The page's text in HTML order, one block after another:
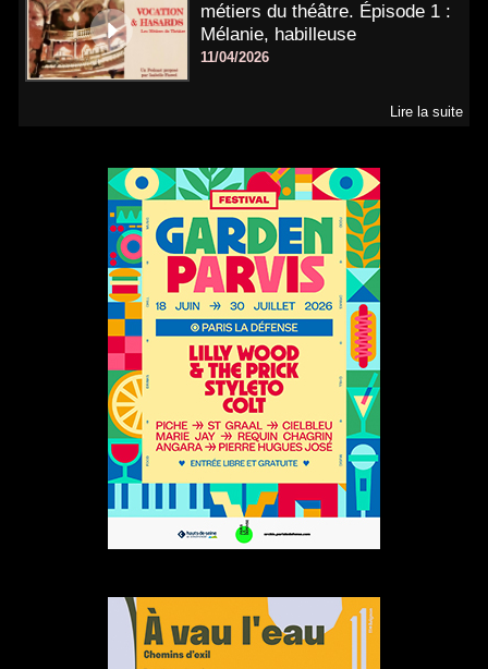
métiers du théâtre. Épisode 1 :
Mélanie, habilleuse
11/04/2026
Lire la suite